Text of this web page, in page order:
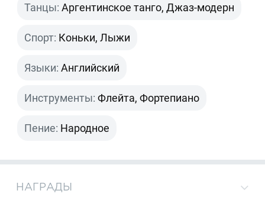
Танцы: Аргентинское танго, Джаз-модерн
Спорт: Коньки, Лыжи
Языки: Английский
Инструменты: Флейта, Фортепиано
Пение: Народное
НАГРАДЫ